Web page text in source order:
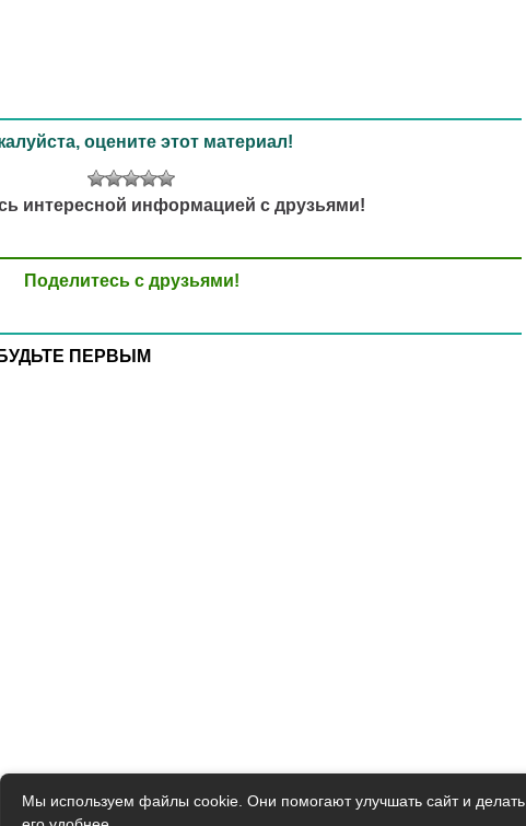
оцените этот материал!
интересной информацией с друзьями!
Поделитесь с друзьями!
ПЕРВЫМ
Мы используем файлы cookie. Они помогают улучшать сайт и делать